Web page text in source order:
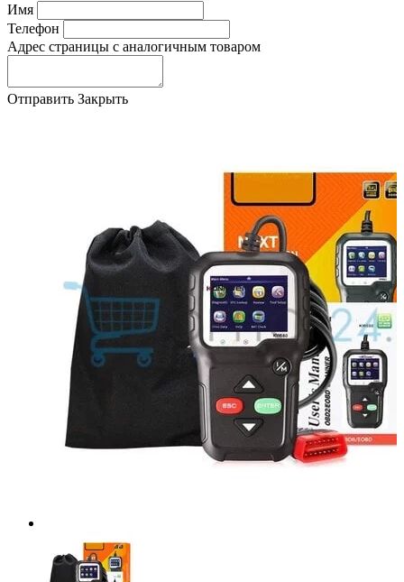
Имя
Телефон
Адрес страницы с аналогичным товаром
Отправить Закрыть